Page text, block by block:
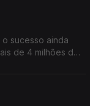
sucesso ainda
de 4 milhões de